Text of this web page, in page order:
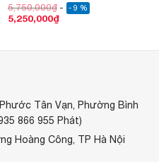
5,750,000₫ - 9 %
5,250,000₫
Tân Vạn, Phường Bình
866 955 Phát)
Hoàng Công, TP Hà Nội